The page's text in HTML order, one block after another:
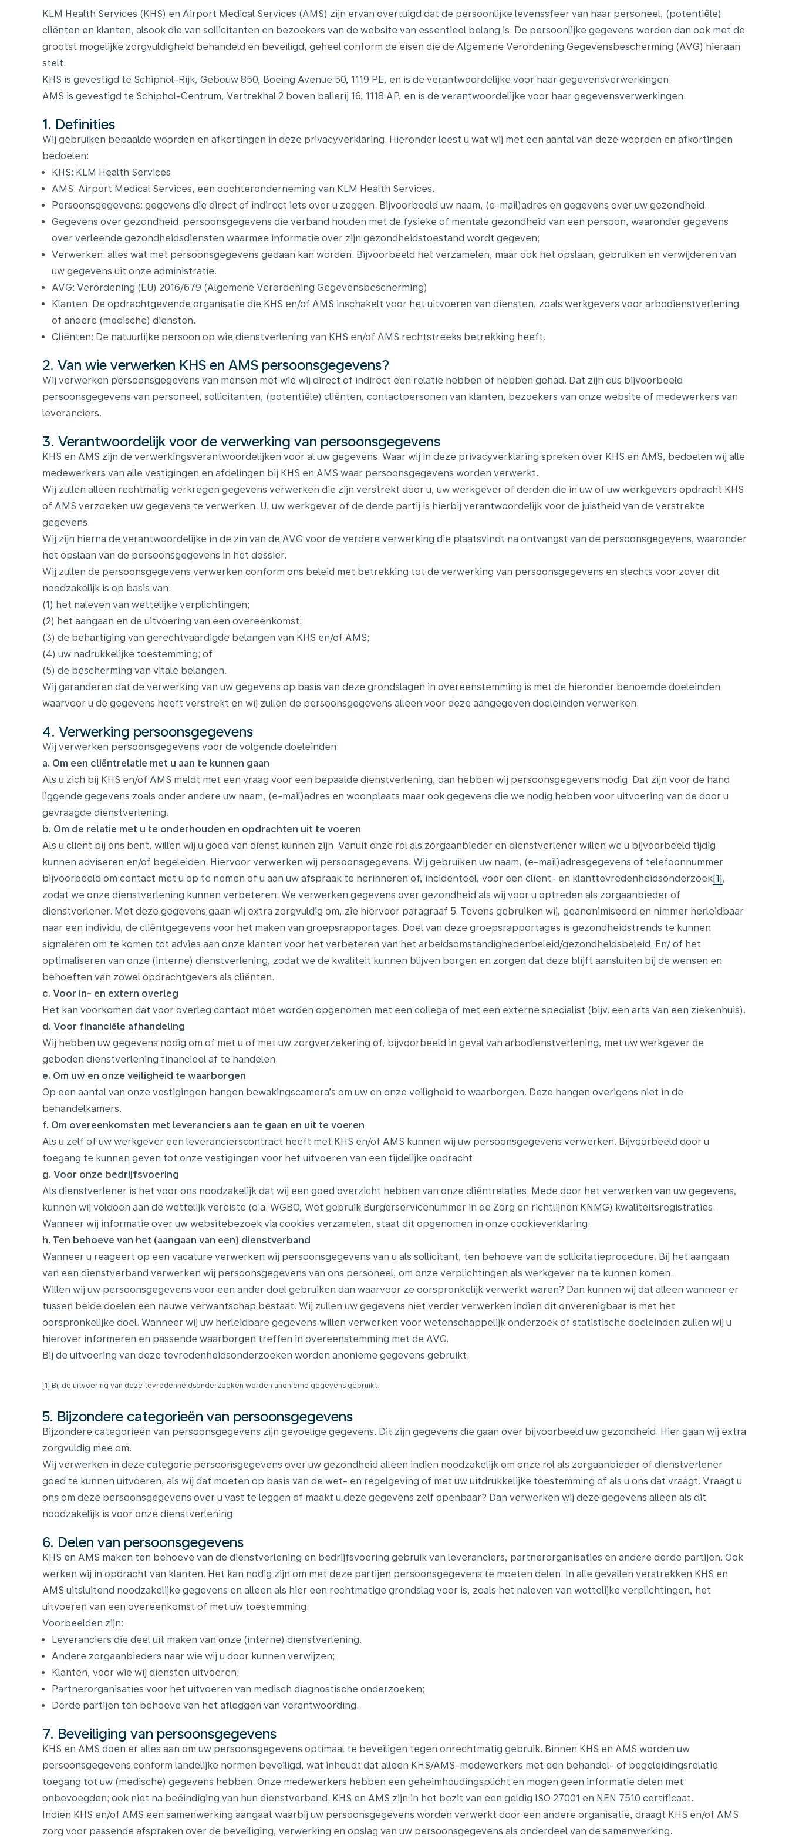
KLM Health Services (KHS) en Airport Medical Services (AMS) zijn ervan overtuigd dat de persoonlijke levenssfeer van haar personeel, (potentiële)
cliënten en klanten, alsook die van sollicitanten en bezoekers van de website van essentieel belang is. De persoonlijke gegevens worden dan ook met de
grootst mogelijke zorgvuldigheid behandeld en beveiligd, geheel conform de eisen die de Algemene Verordening Gegevensbescherming (AVG) hieraan
stelt.
KHS is gevestigd te Schiphol-Rijk, Gebouw 850, Boeing Avenue 50, 1119 PE, en is de verantwoordelijke voor haar gegevensverwerkingen.
AMS is gevestigd te Schiphol-Centrum, Vertrekhal 2 boven balierij 16, 1118 AP, en is de verantwoordelijke voor haar gegevensverwerkingen.
1. Definities
Wij gebruiken bepaalde woorden en afkortingen in deze privacyverklaring. Hieronder leest u wat wij met een aantal van deze woorden en afkortingen
bedoelen:
KHS: KLM Health Services
AMS: Airport Medical Services, een dochteronderneming van KLM Health Services.
Persoonsgegevens: gegevens die direct of indirect iets over u zeggen. Bijvoorbeeld uw naam, (e-mail)adres en gegevens over uw gezondheid.
Gegevens over gezondheid: persoonsgegevens die verband houden met de fysieke of mentale gezondheid van een persoon, waaronder gegevens
over verleende gezondheidsdiensten waarmee informatie over zijn gezondheidstoestand wordt gegeven;
Verwerken: alles wat met persoonsgegevens gedaan kan worden. Bijvoorbeeld het verzamelen, maar ook het opslaan, gebruiken en verwijderen van
uw gegevens uit onze administratie.
AVG: Verordening (EU) 2016/679 (Algemene Verordening Gegevensbescherming)
Klanten: De opdrachtgevende organisatie die KHS en/of AMS inschakelt voor het uitvoeren van diensten, zoals werkgevers voor arbodienstverlening
of andere (medische) diensten.
Cliënten: De natuurlijke persoon op wie dienstverlening van KHS en/of AMS rechtstreeks betrekking heeft.
2. Van wie verwerken KHS en AMS persoonsgegevens?
Wij verwerken persoonsgegevens van mensen met wie wij direct of indirect een relatie hebben of hebben gehad. Dat zijn dus bijvoorbeeld
persoonsgegevens van personeel, sollicitanten, (potentiële) cliënten, contactpersonen van klanten, bezoekers van onze website of medewerkers van
leveranciers.
3. Verantwoordelijk voor de verwerking van persoonsgegevens
KHS en AMS zijn de verwerkingsverantwoordelijken voor al uw gegevens. Waar wij in deze privacyverklaring spreken over KHS en AMS, bedoelen wij alle
medewerkers van alle vestigingen en afdelingen bij KHS en AMS waar persoonsgegevens worden verwerkt.
Wij zullen alleen rechtmatig verkregen gegevens verwerken die zijn verstrekt door u, uw werkgever of derden die in uw of uw werkgevers opdracht KHS
of AMS verzoeken uw gegevens te verwerken. U, uw werkgever of de derde partij is hierbij verantwoordelijk voor de juistheid van de verstrekte
gegevens.
Wij zijn hierna de verantwoordelijke in de zin van de AVG voor de verdere verwerking die plaatsvindt na ontvangst van de persoonsgegevens, waaronder
het opslaan van de persoonsgegevens in het dossier.
Wij zullen de persoonsgegevens verwerken conform ons beleid met betrekking tot de verwerking van persoonsgegevens en slechts voor zover dit
noodzakelijk is op basis van:
(1) het naleven van wettelijke verplichtingen;
(2) het aangaan en de uitvoering van een overeenkomst;
(3) de behartiging van gerechtvaardigde belangen van KHS en/of AMS;
(4) uw nadrukkelijke toestemming; of
(5) de bescherming van vitale belangen.
Wij garanderen dat de verwerking van uw gegevens op basis van deze grondslagen in overeenstemming is met de hieronder benoemde doeleinden
waarvoor u de gegevens heeft verstrekt en wij zullen de persoonsgegevens alleen voor deze aangegeven doeleinden verwerken.
4. Verwerking persoonsgegevens
Wij verwerken persoonsgegevens voor de volgende doeleinden:
a. Om een cliëntrelatie met u aan te kunnen gaan
Als u zich bij KHS en/of AMS meldt met een vraag voor een bepaalde dienstverlening, dan hebben wij persoonsgegevens nodig. Dat zijn voor de hand
liggende gegevens zoals onder andere uw naam, (e-mail)adres en woonplaats maar ook gegevens die we nodig hebben voor uitvoering van de door u
gevraagde dienstverlening.
b. Om de relatie met u te onderhouden en opdrachten uit te voeren
Als u cliënt bij ons bent, willen wij u goed van dienst kunnen zijn. Vanuit onze rol als zorgaanbieder en dienstverlener willen we u bijvoorbeeld tijdig
kunnen adviseren en/of begeleiden. Hiervoor verwerken wij persoonsgegevens. Wij gebruiken uw naam, (e-mail)adresgegevens of telefoonnummer
bijvoorbeeld om contact met u op te nemen of u aan uw afspraak te herinneren of, incidenteel, voor een cliënt- en klanttevredenheidsonderzoek[1],
zodat we onze dienstverlening kunnen verbeteren. We verwerken gegevens over gezondheid als wij voor u optreden als zorgaanbieder of
dienstverlener. Met deze gegevens gaan wij extra zorgvuldig om, zie hiervoor paragraaf 5. Tevens gebruiken wij, geanonimiseerd en nimmer herleidbaar
naar een individu, de cliëntgegevens voor het maken van groepsrapportages. Doel van deze groepsrapportages is gezondheidstrends te kunnen
signaleren om te komen tot advies aan onze klanten voor het verbeteren van het arbeidsomstandighedenbeleid/gezondheidsbeleid. En/ of het
optimaliseren van onze (interne) dienstverlening, zodat we de kwaliteit kunnen blijven borgen en zorgen dat deze blijft aansluiten bij de wensen en
behoeften van zowel opdrachtgevers als cliënten.
c. Voor in- en extern overleg
Het kan voorkomen dat voor overleg contact moet worden opgenomen met een collega of met een externe specialist (bijv. een arts van een ziekenhuis).
d. Voor financiële afhandeling
Wij hebben uw gegevens nodig om of met u of met uw zorgverzekering of, bijvoorbeeld in geval van arbodienstverlening, met uw werkgever de
geboden dienstverlening financieel af te handelen.
e. Om uw en onze veiligheid te waarborgen
Op een aantal van onze vestigingen hangen bewakingscamera’s om uw en onze veiligheid te waarborgen. Deze hangen overigens niet in de
behandelkamers.
f. Om overeenkomsten met leveranciers aan te gaan en uit te voeren
Als u zelf of uw werkgever een leverancierscontract heeft met KHS en/of AMS kunnen wij uw persoonsgegevens verwerken. Bijvoorbeeld door u
toegang te kunnen geven tot onze vestigingen voor het uitvoeren van een tijdelijke opdracht.
g. Voor onze bedrijfsvoering
Als dienstverlener is het voor ons noodzakelijk dat wij een goed overzicht hebben van onze cliëntrelaties. Mede door het verwerken van uw gegevens,
kunnen wij voldoen aan de wettelijk vereiste (o.a. WGBO, Wet gebruik Burgerservicenummer in de Zorg en richtlijnen KNMG) kwaliteitsregistraties.
Wanneer wij informatie over uw websitebezoek via cookies verzamelen, staat dit opgenomen in onze cookieverklaring.
h. Ten behoeve van het (aangaan van een) dienstverband
Wanneer u reageert op een vacature verwerken wij persoonsgegevens van u als sollicitant, ten behoeve van de sollicitatieprocedure. Bij het aangaan
van een dienstverband verwerken wij persoonsgegevens van ons personeel, om onze verplichtingen als werkgever na te kunnen komen.
Willen wij uw persoonsgegevens voor een ander doel gebruiken dan waarvoor ze oorspronkelijk verwerkt waren? Dan kunnen wij dat alleen wanneer er
tussen beide doelen een nauwe verwantschap bestaat. Wij zullen uw gegevens niet verder verwerken indien dit onverenigbaar is met het
oorspronkelijke doel. Wanneer wij uw herleidbare gegevens willen verwerken voor wetenschappelijk onderzoek of statistische doeleinden zullen wij u
hierover informeren en passende waarborgen treffen in overeenstemming met de AVG.
Bij de uitvoering van deze tevredenheidsonderzoeken worden anonieme gegevens gebruikt.
[1] Bij de uitvoering van deze tevredenheidsonderzoeken worden anonieme gegevens gebruikt.
5. Bijzondere categorieën van persoonsgegevens
Bijzondere categorieën van persoonsgegevens zijn gevoelige gegevens. Dit zijn gegevens die gaan over bijvoorbeeld uw gezondheid. Hier gaan wij extra
zorgvuldig mee om.
Wij verwerken in deze categorie persoonsgegevens over uw gezondheid alleen indien noodzakelijk om onze rol als zorgaanbieder of dienstverlener
goed te kunnen uitvoeren, als wij dat moeten op basis van de wet- en regelgeving of met uw uitdrukkelijke toestemming of als u ons dat vraagt. Vraagt u
ons om deze persoonsgegevens over u vast te leggen of maakt u deze gegevens zelf openbaar? Dan verwerken wij deze gegevens alleen als dit
noodzakelijk is voor onze dienstverlening.
6. Delen van persoonsgegevens
KHS en AMS maken ten behoeve van de dienstverlening en bedrijfsvoering gebruik van leveranciers, partnerorganisaties en andere derde partijen. Ook
werken wij in opdracht van klanten. Het kan nodig zijn om met deze partijen persoonsgegevens te moeten delen. In alle gevallen verstrekken KHS en
AMS uitsluitend noodzakelijke gegevens en alleen als hier een rechtmatige grondslag voor is, zoals het naleven van wettelijke verplichtingen, het
uitvoeren van een overeenkomst of met uw toestemming.
Voorbeelden zijn:
Leveranciers die deel uit maken van onze (interne) dienstverlening.
Andere zorgaanbieders naar wie wij u door kunnen verwijzen;
Klanten, voor wie wij diensten uitvoeren;
Partnerorganisaties voor het uitvoeren van medisch diagnostische onderzoeken;
Derde partijen ten behoeve van het afleggen van verantwoording.
7. Beveiliging van persoonsgegevens
KHS en AMS doen er alles aan om uw persoonsgegevens optimaal te beveiligen tegen onrechtmatig gebruik. Binnen KHS en AMS worden uw
persoonsgegevens conform landelijke normen beveiligd, wat inhoudt dat alleen KHS/AMS-medewerkers met een behandel- of begeleidingsrelatie
toegang tot uw (medische) gegevens hebben. Onze medewerkers hebben een geheimhoudingsplicht en mogen geen informatie delen met
onbevoegden; ook niet na beëindiging van hun dienstverband. KHS en AMS zijn in het bezit van een geldig ISO 27001 en NEN 7510 certificaat.
Indien KHS en/of AMS een samenwerking aangaat waarbij uw persoonsgegevens worden verwerkt door een andere organisatie, draagt KHS en/of AMS
zorg voor passende afspraken over de beveiliging, verwerking en opslag van uw persoonsgegevens als onderdeel van de samenwerking.